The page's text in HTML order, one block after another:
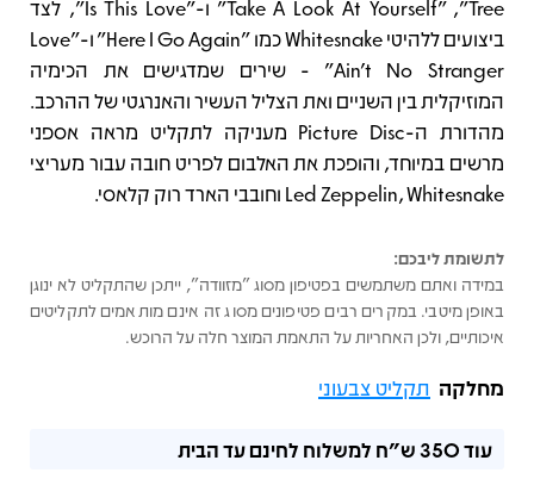
Tree", ‏"Take A Look At Yourself" ו-"Is This Love", לצד
ביצועים ללהיטי Whitesnake כמו "Here I Go Again" ו-"Love
Ain't No Stranger" - שירים שמדגישים את הכימיה
המוזיקלית בין השניים ואת הצליל העשיר והאנרגטי של ההרכב.
מהדורת ה-Picture Disc מעניקה לתקליט מראה אספני
מרשים במיוחד, והופכת את האלבום לפריט חובה עבור מעריצי
Led Zeppelin, Whitesnake וחובבי הארד רוק קלאסי.
לתשומת ליבכם:
במידה ואתם משתמשים בפטיפון מסוג "מזוודה", ייתכן שהתקליט לא ינוגן
באופן מיטבי. במקרים רבים פטיפונים מסוג זה אינם מותאמים לתקליטים
איכותיים, ולכן האחריות על התאמת המוצר חלה על הרוכש.
מחלקה תקליט צבעוני
עוד350 ש"ח למשלוח לחינם עד הבית